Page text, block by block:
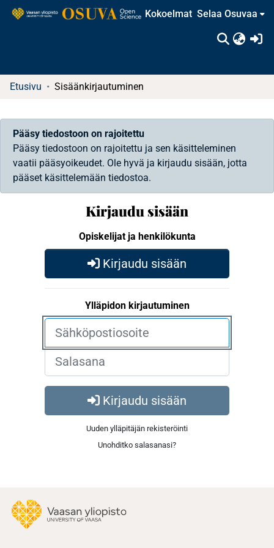
Kokoelmat Selaa Osuvaa
Etusivu Sisäänkirjautuminen
Pääsy tiedostoon on rajoitettu
Pääsy tiedostoon on rajoitettu ja sen käsitteleminen
vaatii pääsyoikeudet. Ole hyvä ja kirjaudu sisään, jotta
pääset käsittelemään tiedostoa.
Kirjaudu sisään
Opiskelijat ja henkilökunta
Kirjaudu sisään
Ylläpidon kirjautuminen
Kirjaudu sisään
Uuden ylläpitäjän rekisteröinti
Unohditko salasanasi?